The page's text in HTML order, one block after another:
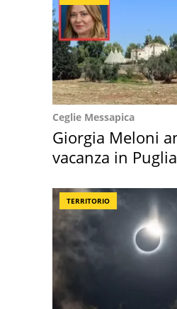
Ceglie Messapica
Giorgia Meloni
vacanza in
TERRITORIO